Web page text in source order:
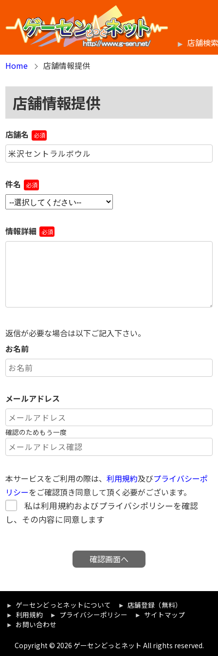
店舗検
Home
店舗情報提供
店舗情報提供
店舗名 必須
件名 必須
情報詳細 必須
返信が必要な場合は以下ご記入下さい。
お名前
メールアドレス
確認のためもう一度
本サービスをご利用の際は、利用規約及びプライバシーポ
リシーをご確認頂き同意して頂く必要がございます。
私は利用規約およびプライバシポリシーを確認
し、その内容に同意します
確認画面へ
ゲーセンどっとネットについて
店舗登録（無料）
利用規約
プライバシーポリシー
サイトマップ
お問い合わせ
Copyright © 2026 ゲーセンどっとネット All rights reserved.